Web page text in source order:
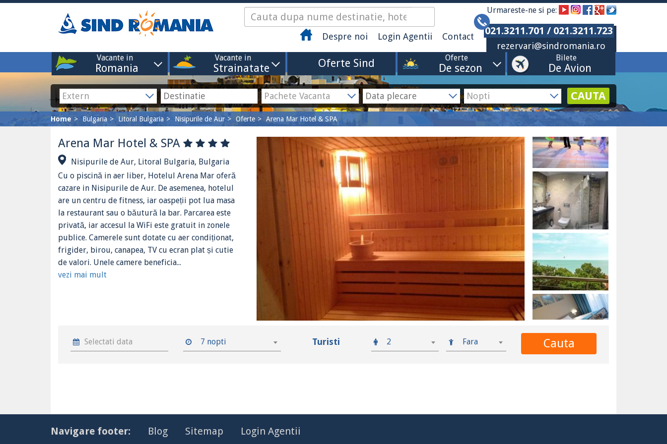
Despre noi Login Agentii Contact
Urmareste-ne si pe:
021.3211.701 / 021.3211.723
rezervari@sindromania.ro
Vacante in
Romania
Vacante in
Strainatate Oferte Sind Oferte
De sezon
Bilete
De Avion
CAUTA
Home Bulgaria Litoral Bulgaria Nisipurile de Aur Oferte Arena Mar Hotel & SPA
Arena Mar Hotel & SPA
Nisipurile de Aur, Litoral Bulgaria, Bulgaria
Cu o piscină in aer liber, Hotelul Arena Mar oferă
cazare in Nisipurile de Aur. De asemenea, hotelul
are un centru de fitness, iar oaspeții pot lua masa
la restaurant sau o băutură la bar. Parcarea este
privată, iar accesul la WiFi este gratuit in zonele
publice. Camerele sunt dotate cu aer condiționat,
frigider, birou, canapea, TV cu ecran plat și cutie
de valori. Unele camere beneficia...
vezi mai mult
7 nopti Turisti 2 Fara Cauta
Navigare footer: Blog Sitemap
Login Agentii